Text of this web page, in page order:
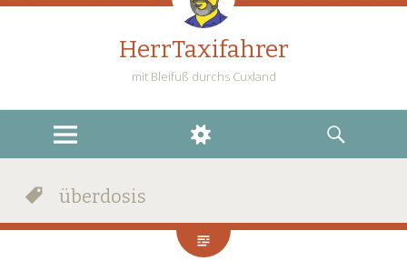
HerrTaxifahrer
mit Bleifuß durchs Cuxland
MENU
WIDGETS
SEARCH
überdosis